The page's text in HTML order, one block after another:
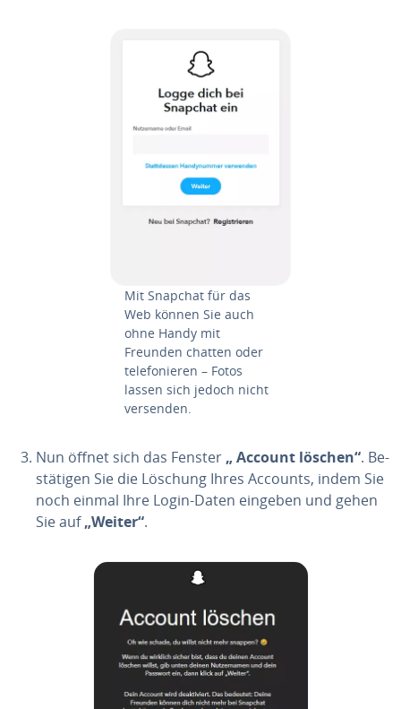
Mit Snapchat für das
Web können Sie auch
ohne Handy mit
Freunden chatten oder
te­le­fo­nie­ren – Fotos
lassen sich jedoch nicht
versenden.
Nun öffnet sich das Fenster „ Account löschen“. Be­
stä­ti­gen Sie die Löschung Ihres Accounts, indem Sie
noch einmal Ihre Login-Daten eingeben und gehen
Sie auf„Weiter“.